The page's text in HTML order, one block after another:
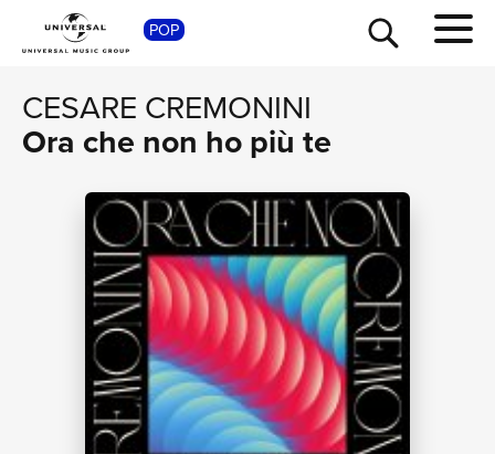
POP
CESARE CREMONINI
Ora che non ho più te
SHOP
TOUR